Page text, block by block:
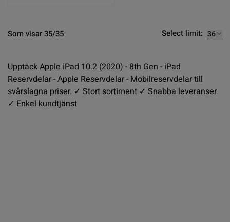
Som visar 35/35 Select limit:
Upptäck Apple iPad 10.2 (2020) - 8th Gen - iPad
Reservdelar - Apple Reservdelar - Mobilreservdelar till
svårslagna priser. ✓ Stort sortiment ✓ Snabba leveranser
✓ Enkel kundtjänst